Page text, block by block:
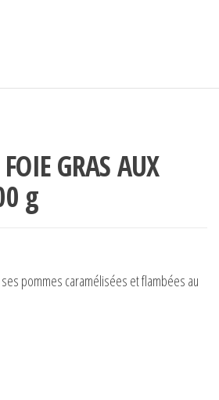
GRAS AUX
g
pommes caramélisées et flambées au